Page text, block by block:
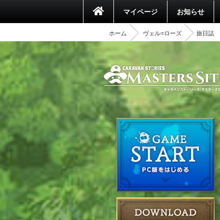
マイページ お知らせ
ホーム ヴェル=ローズ 旅日誌